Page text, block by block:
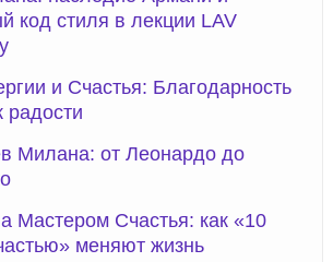
код стиля в лекции LAV
и Счастья: Благодарность
радости
Милана: от Леонардо до
Мастером Счастья: как «10
меняют жизнь